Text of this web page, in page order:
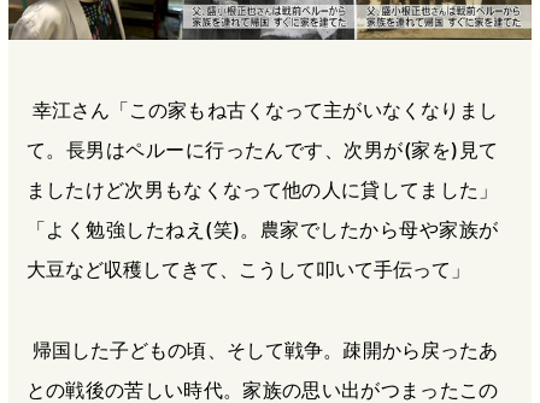
幸江さん「この家もね古くなって主がいなくなりまし
て。長男はペルーに行ったんです、次男が(家を)見て
ましたけど次男もなくなって他の人に貸してました」
「よく勉強したねえ(笑)。農家でしたから母や家族が
大豆など収穫してきて、こうして叩いて手伝って」
帰国した子どもの頃、そして戦争。疎開から戻ったあ
との戦後の苦しい時代。家族の思い出がつまったこの